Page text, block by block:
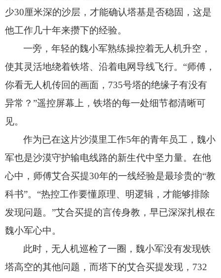
少30厘米深的沙层， 才能确认塔基是否稳固， 这是
他工作几十年来攒下的经验。
一旁，年轻的魏小军熟练操控着无人机升空，
使其灵活地绕着铁塔、 沿着电网导线飞行。 “师傅，
你看无人机传回的画面， 735号塔的绝缘子有没有
异常？ ”遥控屏幕上， 铁塔的每一处细节都清晰可
见。
作为已在这片沙漠里工作5年的青年员工，魏小
军也是沙漠守护输电线路的新生代中坚力量。 在他
心中， 师傅艾合买提30年的一线经验是最珍贵的“教
科书”。 “热控工作要懂原理、 明逻辑， 才能够排除
发现问题。 ”艾合买提的言传身教， 早已深深扎根在
魏小军心中。
此时， 无人机巡检了一圈，魏小军没有发现铁
塔高空的其他问题， 而塔下的艾合买提发现， 732